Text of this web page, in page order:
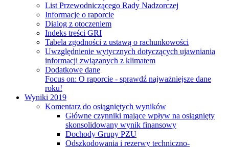
List Przewodniczącego Rady Nadzorczej
Informacje o raporcie
Dialog z otoczeniem
Indeks treści GRI
Tabela zgodności z ustawą o rachunkowości
Uwzględnienie wytycznych dotyczących ujawniania
informacji związanych z klimatem
Dodatkowe dane
Focus on: O raporcie - sprawdź najważniejsze dane
roku!
Wyniki 2019
Komentarz do osiągniętych wyników
Główne czynniki mające wpływ na osiągnięty
skonsolidowany wynik finansowy
Dochody Grupy PZU
Odszkodowania i rezerwy techniczno-